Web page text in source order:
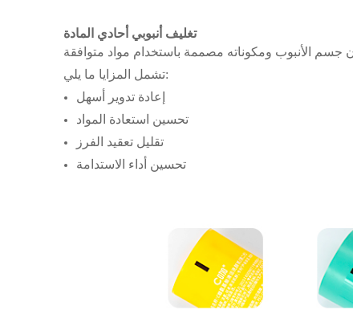
تغليف أنبوبي أحادي المادة
تشمل المزايا ما يلي:
إعادة تدوير أسهل
تحسين استعادة المواد
تقليل تعقيد الفرز
تحسين أداء الاستدامة